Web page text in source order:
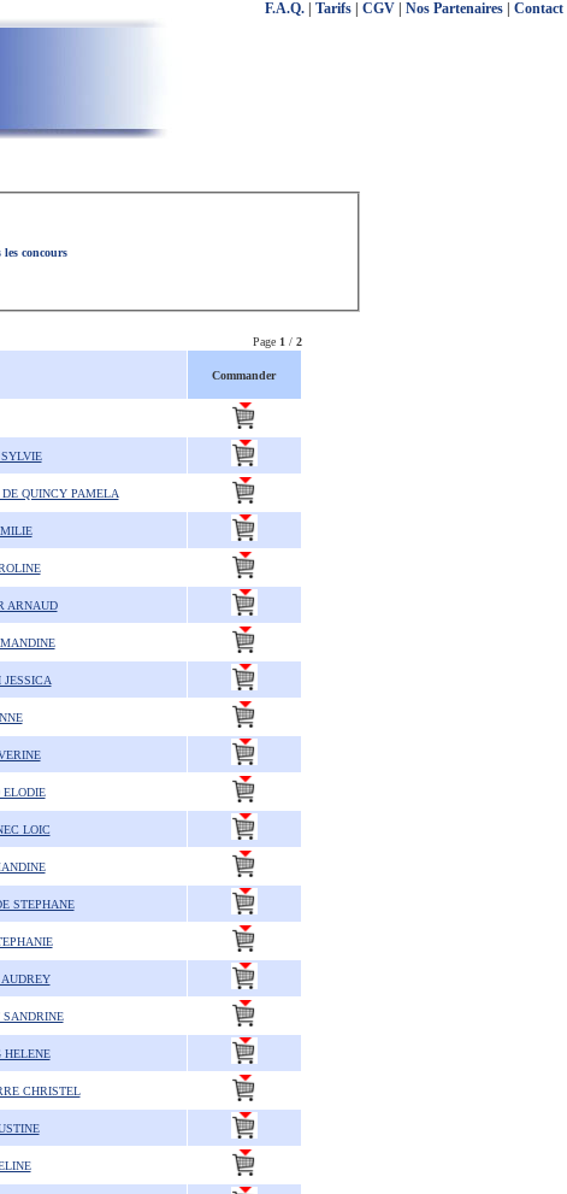
F.A.Q. Tarifs CGV Nos Partenaires Contact
les concours
Page 1 / 2
Commander
QUINCY PAMELA
ARNAUD
JESSICA
LOIC
STEPHANE
SANDRINE
HELENE
CHRISTEL